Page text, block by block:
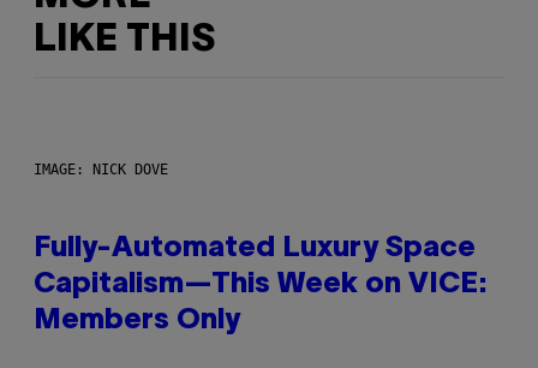
LIKE THIS
IMAGE: NICK DOVE
Fully-Automated Luxury Space
Capitalism—This Week on VICE:
Members Only